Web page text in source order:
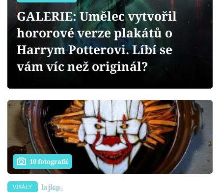
Videa
Sledujte prima+
Sledujte nás
GALERIE: Umělec vytvořil
hororové verze plakátů o
Harrym Potterovi. Líbí se
vám víc než originál?
10 fotografií
VIRÁLY